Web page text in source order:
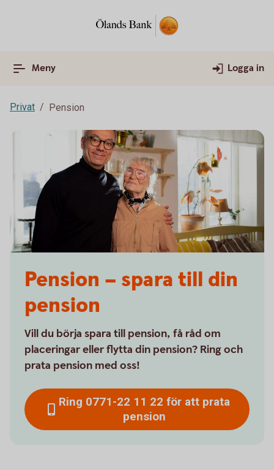
Meny Logga in
Privat Pension
Pension – spara till din
pension
Vill du börja spara till pension, få råd om
placeringar eller flytta din pension? Ring och
prata pension med oss!
Ring 0771-22 11 22 för att prata
pension